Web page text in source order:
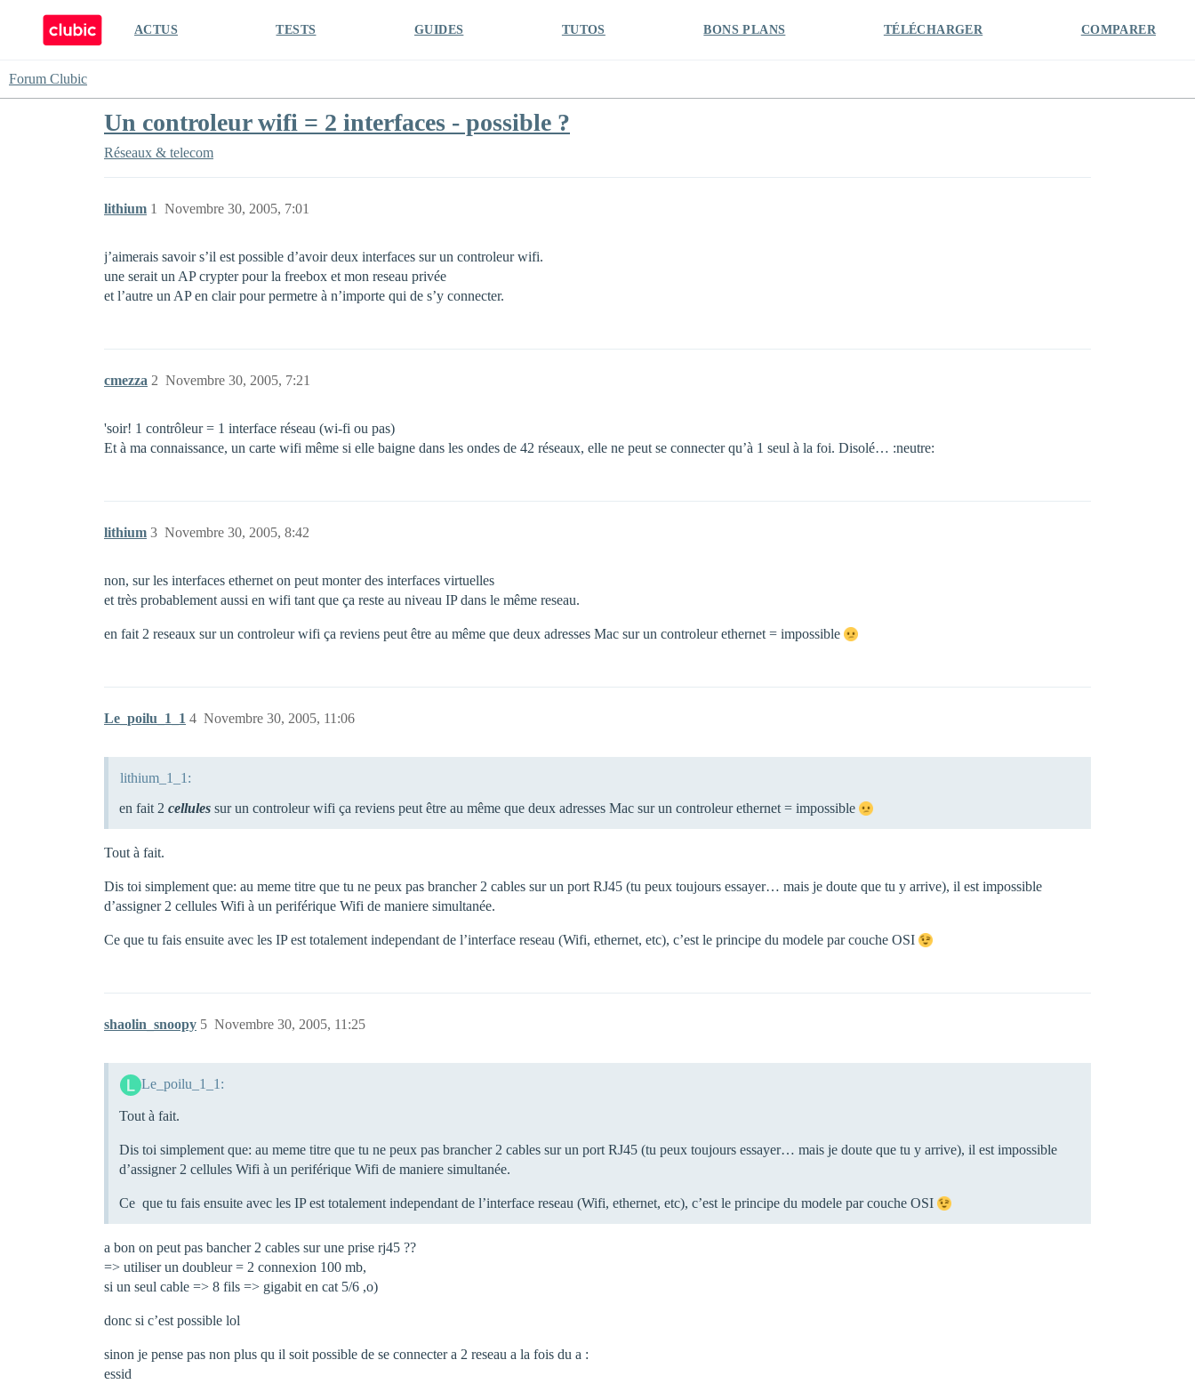
ACTUS TESTS GUIDES TUTOS BONS PLANS TÉLÉCHARGER COMPARER
Forum Clubic
Un controleur wifi = 2 interfaces - possible ?
Réseaux & telecom
lithium Novembre 30, 2005, 7:01
1
j’aimerais savoir s’il est possible d’avoir deux interfaces sur un controleur wifi.
une serait un AP crypter pour la freebox et mon reseau privée
et l’autre un AP en clair pour permetre à n’importe qui de s’y connecter.
cmezza Novembre 30, 2005, 7:21
2
'soir! 1 contrôleur = 1 interface réseau (wi-fi ou pas)
Et à ma connaissance, un carte wifi même si elle baigne dans les ondes de 42 réseaux, elle ne peut se connecter qu’à 1 seul à la foi. Disolé… :neutre:
lithium Novembre 30, 2005, 8:42
3
non, sur les interfaces ethernet on peut monter des interfaces virtuelles
et très probablement aussi en wifi tant que ça reste au niveau IP dans le même reseau.
en fait 2 reseaux sur un controleur wifi ça reviens peut être au même que deux adresses Mac sur un controleur ethernet = impossible
Le_poilu_1_1 Novembre 30, 2005, 11:06
4
lithium_1_1:
en fait 2 cellules sur un controleur wifi ça reviens peut être au même que deux adresses Mac sur un controleur ethernet = impossible
Tout à fait.
Dis toi simplement que: au meme titre que tu ne peux pas brancher 2 cables sur un port RJ45 (tu peux toujours essayer… mais je doute que tu y arrive), il est impossible
d’assigner 2 cellules Wifi à un periférique Wifi de maniere simultanée.
Ce que tu fais ensuite avec les IP est totalement independant de l’interface reseau (Wifi, ethernet, etc), c’est le principe du modele par couche OSI
shaolin_snoopy Novembre 30, 2005, 11:25
5
Le_poilu_1_1:
Tout à fait.
Dis toi simplement que: au meme titre que tu ne peux pas brancher 2 cables sur un port RJ45 (tu peux toujours essayer… mais je doute que tu y arrive), il est impossible
d’assigner 2 cellules Wifi à un periférique Wifi de maniere simultanée.
Ce que tu fais ensuite avec les IP est totalement independant de l’interface reseau (Wifi, ethernet, etc), c’est le principe du modele par couche OSI
a bon on peut pas bancher 2 cables sur une prise rj45 ??
=> utiliser un doubleur = 2 connexion 100 mb,
si un seul cable => 8 fils => gigabit en cat 5/6 ,o)
donc si c’est possible lol
sinon je pense pas non plus qu il soit possible de se connecter a 2 reseau a la fois du a :
essid